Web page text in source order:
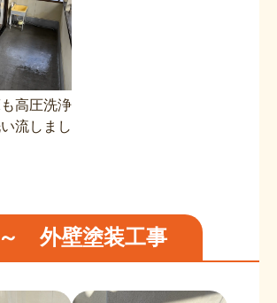
高圧洗浄
流しまし
外壁塗装工事